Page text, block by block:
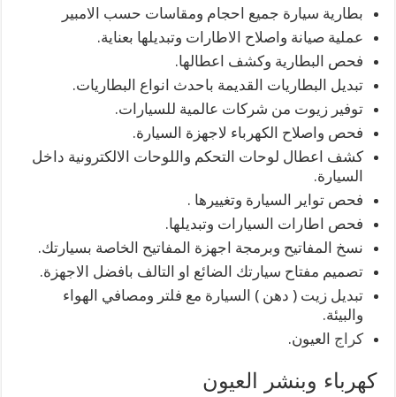
بطارية سيارة جميع احجام ومقاسات حسب الامبير
عملية صيانة واصلاح الاطارات وتبديلها بعناية.
فحص البطارية وكشف اعطالها.
تبديل البطاريات القديمة باحدث انواع البطاريات.
توفير زيوت من شركات عالمية للسيارات.
فحص واصلاح الكهرباء لاجهزة السيارة.
كشف اعطال لوحات التحكم واللوحات الالكترونية داخل
السيارة.
فحص تواير السيارة وتغييرها .
فحص اطارات السيارات وتبديلها.
نسخ المفاتيح وبرمجة اجهزة المفاتيح الخاصة بسيارتك.
تصميم مفتاح سيارتك الضائع او التالف بافضل الاجهزة.
تبديل زيت ( دهن ) السيارة مع فلتر ومصافي الهواء
والبيئة.
كراج العيون.
كهرباء وبنشر العيون